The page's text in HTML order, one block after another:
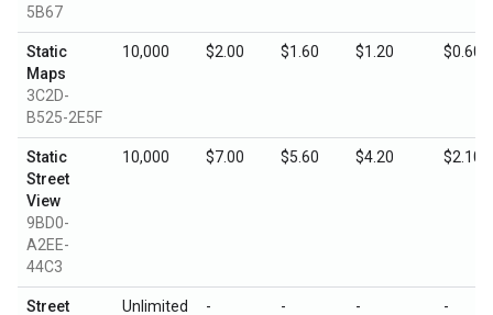
5B67
Static
Maps
3C2D-
B525-2E5F
10,000 $2.00 $1.60 $1.20 $0.60
Static
Street
View
9BD0-
A2EE-
44C3
10,000 $7.00 $5.60 $4.20 $2.10
Street
Unlimited - - - -